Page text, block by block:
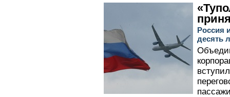
Россия
десять